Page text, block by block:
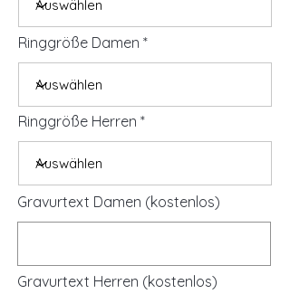
Ringgröße Damen
Ringgröße Herren
Gravurtext Damen (kostenlos)
Gravurtext Herren (kostenlos)